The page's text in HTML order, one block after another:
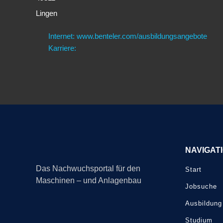
Lingen
Internet: www.benteler.com/ausbildungsangebote
Karriere:
Das Nachwuchsportal für den
Maschinen – und Anlagenbau
Start
Jobsuche
Ausbildung
Studium